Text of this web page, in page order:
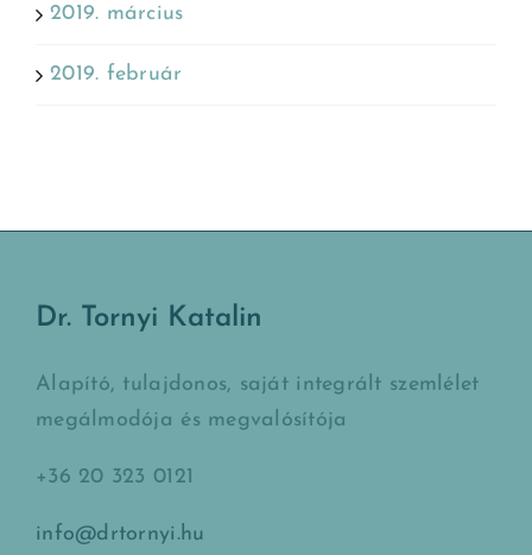
2019. március
2019. február
Dr. Tornyi Katalin
Alapító, tulajdonos, saját integrált szemlélet
megálmodója és megvalósítója
+36 20 323 0121
info@drtornyi.hu